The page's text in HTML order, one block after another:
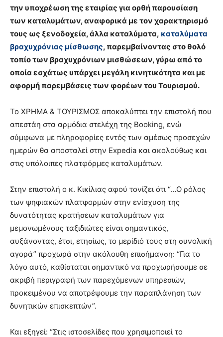
την υποχρέωση της εταιρίας για ορθή παρουσίαση
των καταλυμάτων, αναφορικά με τον χαρακτηρισμό
τους ως ξενοδοχεία, άλλα καταλύματα, καταλύματα
βραχυχρόνιας μίσθωσης, παρεμβαίνοντας στο θολό
τοπίο των βραχυχρόνιων μισθώσεων, γύρω από το
οποία εσχάτως υπάρχει μεγάλη κινητικότητα και με
αφορμή παρεμβάσεις των φορέων του Τουρισμού.
Το ΧΡΗΜΑ & ΤΟΥΡΙΣΜΟΣ αποκαλύπτει την επιστολή που
απεστάη στα αρμόδια στελέχη της Booking, ενώ
σύμφωνα με πληροφορίες εντός των αμέσως προσεχών
ημερών θα αποσταλεί στην Expedia και ακολούθως και
στις υπόλοιπες πλατφόρμες καταλυμάτων.
Στην επιστολή ο κ. Κικίλιας αφού τονίζει ότι “…Ο ρόλος
των ψηφιακών πλατφορμών στην ενίσχυση της
δυνατότητας κρατήσεων καταλυμάτων για
μεμονωμένους ταξιδιώτες είναι σημαντικός,
αυξάνοντας, έτσι, ετησίως, το μερίδιό τους στη συνολική
αγορά” προχωρά στην ακόλουθη επισήμανση: “Για το
λόγο αυτό, καθίσταται σημαντικό να προχωρήσουμε σε
ακριβή περιγραφή των παρεχόμενων υπηρεσιών,
προκειμένου να αποτρέψουμε την παραπλάνηση των
δυνητικών επισκεπτών”.
Και εξηγεί: “Στις ιστοσελίδες που χρησιμοποιεί το